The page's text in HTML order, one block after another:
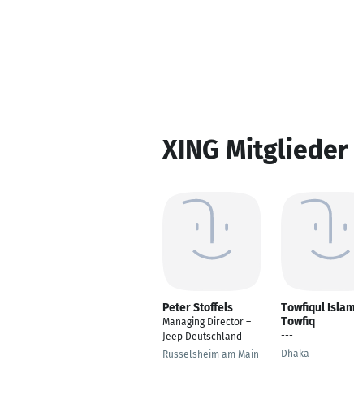
XING
Peter Stoffels
Managing Director –
Jeep Deutschland
Rüsselsheim am Main
Towfiqul Islam
Towfiq
---
Dhaka